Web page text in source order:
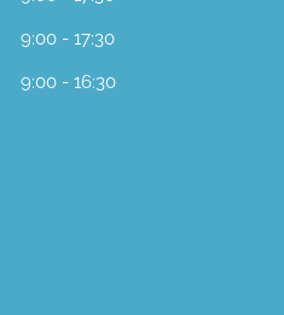
9:00 - 17:30
9:00 - 16:30